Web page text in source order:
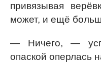
привязывая
может, и ещё
— Ничего, —
опаской оперлась